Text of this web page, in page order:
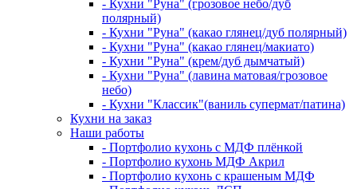
- Кухни "Руна" (грозовое небо/дуб
полярный)
- Кухни "Руна" (какао глянец/дуб полярный)
- Кухни "Руна" (какао глянец/макиато)
- Кухни "Руна" (крем/дуб дымчатый)
- Кухни "Руна" (лавина матовая/грозовое
небо)
- Кухни "Классик"(ваниль супермат/патина)
Кухни на заказ
Наши работы
- Портфолио кухонь с МДФ плёнкой
- Портфолио кухонь МДФ Акрил
- Портфолио кухонь с крашеным МДФ